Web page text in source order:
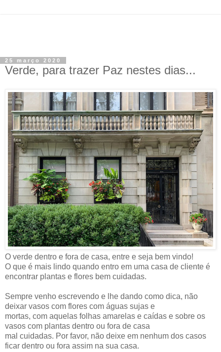
25 março 2020
Verde, para trazer Paz nestes dias...
O verde dentro e fora de casa, entre e seja bem vindo!
O que é mais lindo quando entro em uma casa de cliente é
encontrar plantas e flores bem cuidadas.
Sempre venho escrevendo e lhe dando como dica, não
deixar vasos com flores com águas sujas e
mortas, com aquelas folhas amarelas e caídas e sobre os
vasos com plantas dentro ou fora de casa
mal cuidadas. Por favor, não deixe em nenhum dos casos
ficar dentro ou fora assim na sua casa.